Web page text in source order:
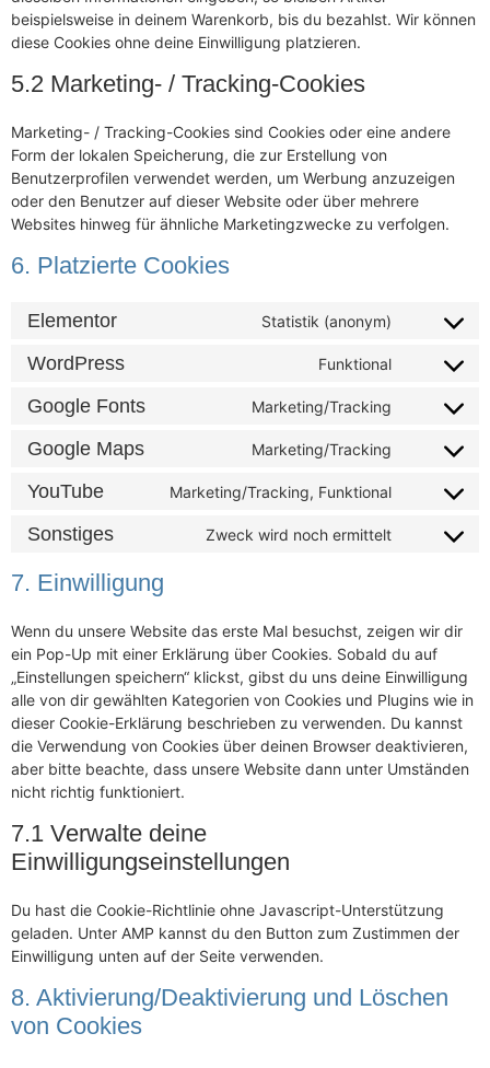
beispielsweise in deinem Warenkorb, bis du bezahlst. Wir können
diese Cookies ohne deine Einwilligung platzieren.
5.2 Marketing- / Tracking-Cookies
Marketing- / Tracking-Cookies sind Cookies oder eine andere
Form der lokalen Speicherung, die zur Erstellung von
Benutzerprofilen verwendet werden, um Werbung anzuzeigen
oder den Benutzer auf dieser Website oder über mehrere
Websites hinweg für ähnliche Marketingzwecke zu verfolgen.
6. Platzierte Cookies
Elementor Statistik (anonym)
WordPress Funktional
Google Fonts Marketing/Tracking
Google Maps Marketing/Tracking
YouTube Marketing/Tracking, Funktional
Sonstiges Zweck wird noch ermittelt
7. Einwilligung
Wenn du unsere Website das erste Mal besuchst, zeigen wir dir
ein Pop-Up mit einer Erklärung über Cookies. Sobald du auf
„Einstellungen speichern“ klickst, gibst du uns deine Einwilligung
alle von dir gewählten Kategorien von Cookies und Plugins wie in
dieser Cookie-Erklärung beschrieben zu verwenden. Du kannst
die Verwendung von Cookies über deinen Browser deaktivieren,
aber bitte beachte, dass unsere Website dann unter Umständen
nicht richtig funktioniert.
7.1 Verwalte deine
Einwilligungseinstellungen
Du hast die Cookie-Richtlinie ohne Javascript-Unterstützung
geladen. Unter AMP kannst du den Button zum Zustimmen der
Einwilligung unten auf der Seite verwenden.
8. Aktivierung/Deaktivierung und Löschen
von Cookies